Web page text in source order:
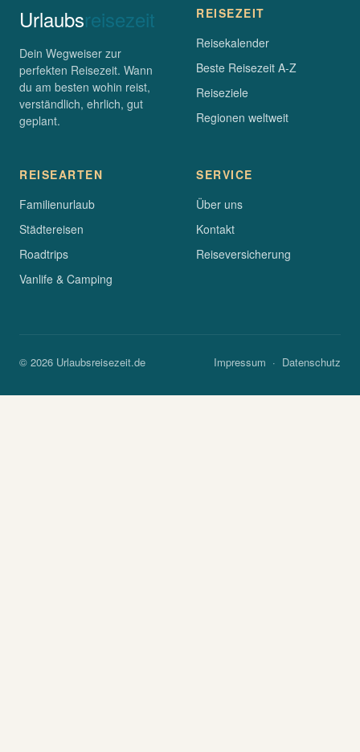
Urlaubsreisezeit
Dein Wegweiser zur
perfekten Reisezeit. Wann
du am besten wohin reist,
verständlich, ehrlich, gut
geplant.
REISEZEIT
Reisekalender
Beste Reisezeit A-Z
Reiseziele
Regionen weltweit
REISEARTEN
Familienurlaub
Städtereisen
Roadtrips
Vanlife & Camping
SERVICE
Über uns
Kontakt
Reiseversicherung
© 2026 Urlaubsreisezeit.de Impressum · Datenschutz